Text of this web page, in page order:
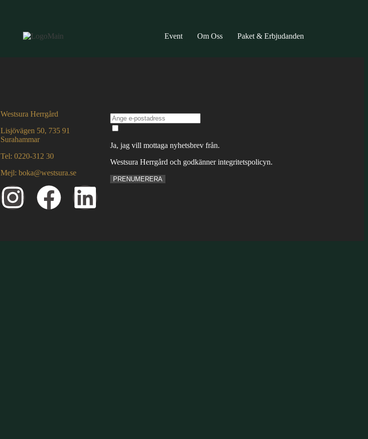
Event Om Oss Paket & Erbjudanden
Westsura Herrgård
Lisjövägen 50, 735 91
Surahammar
Tel: 0220-312 30
Mejl: boka@westsura.se
Ja, jag vill mottaga nyhetsbrev från.
Westsura Herrgård och godkänner integritetspolicyn.
PRENUMERERA